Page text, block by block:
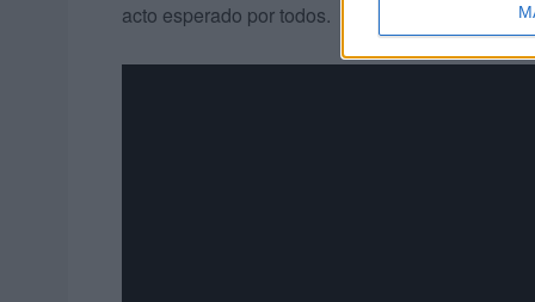
acto esperado por todos.